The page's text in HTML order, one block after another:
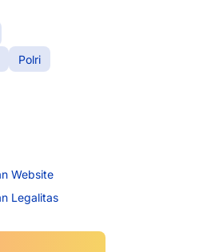
Polri
Website
Legalitas